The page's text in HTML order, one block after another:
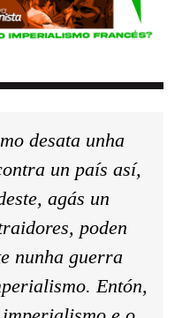
desata unha
un país así,
agás un
poden
nunha guerra
Entón,